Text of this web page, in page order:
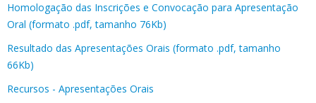
Homologação das Inscrições e Convocação para Apresentação
Oral (formato .pdf, tamanho 76Kb)
Resultado das Apresentações Orais (formato .pdf, tamanho
66Kb)
Recursos - Apresentações Orais